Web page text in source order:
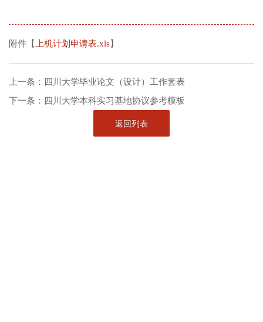
附件【 上机计划申请表.xls】
上一条： 四川大学毕业论文（设计）工作套表
下一条： 四川大学本科实习基地协议参考模板
返回列表